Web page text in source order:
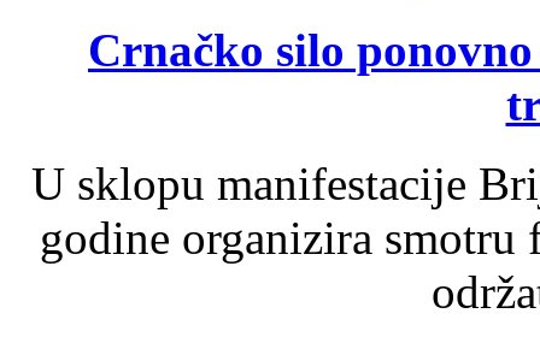
Crnačko silo
U sklopu manifestacije
godine organizira